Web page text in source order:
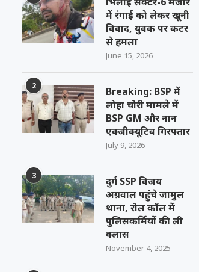
में रंगाई को लेकर खूनी
विवाद, युवक पर कटर
से हमला
June 15, 2026
2
Breaking: BSP में
लोहा चोरी मामले में
BSP GM और नान
एक्जीक्यूटिव गिरफ्तार
July 9, 2026
3
दुर्ग SSP विजय
अग्रवाल पहुंचे जामुल
थाना, रोल कॉल में
पुलिसकर्मियों की ली
क्लास
November 4, 2025